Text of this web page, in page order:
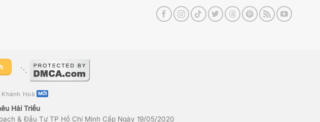
⋱
Khánh Hoà
Hải Triều
& Đầu Tư TP Hồ Chí Minh Cấp Ngày 19/05/2020